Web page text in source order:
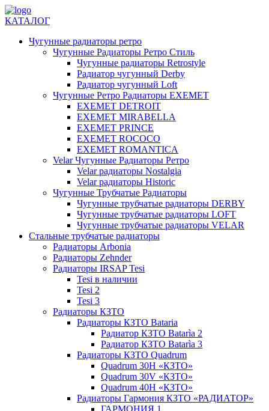
КАТАЛОГ
Чугунные радиаторы ретро
Чугунные Радиаторы Ретро Стиль
Чугунные радиаторы Retrostyle
Радиатор чугунный Derby
Радиатор чугунный Loft
Чугунные Ретро Радиаторы EXEMET
EXEMET DETROIT
EXEMET MIRABELLA
EXEMET PRINCE
EXEMET ROCOCO
EXEMET ROMANTICA
Velar Чугунные Радиаторы Ретро
Velar радиаторы Nostalgia
Velar радиаторы Historic
Чугунные Трубчатые Радиаторы
Чугунные трубчатые радиаторы DERBY
Чугунные трубчатые радиаторы LOFT
Чугунные трубчатые радиаторы VELAR
Стальные трубчатые радиаторы
Радиаторы Arbonia
Радиаторы Zehnder
Радиаторы IRSAP Tesi
Tesi в наличии
Tesi 2
Tesi 3
Радиаторы КЗТО
Радиаторы КЗТО Bataria
Радиатор КЗТО Batarìa 2
Радиатор КЗТО Batarìa 3
Радиаторы КЗТО Quadrum
Quadrum 30H «КЗТО»
Quadrum 30V «КЗТО»
Quadrum 40H «КЗТО»
Радиаторы Гармония КЗТО «РАДИАТОР»
ГАРМОНИЯ 1